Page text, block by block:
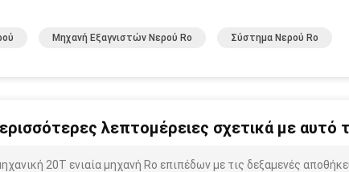
Μηχανή Εξαγνιστών Νερού Ro Σύστημα Νερού Ro
λεπτομέρειες σχετικά με αυτό
20T ενιαία μηχανή Ro επιπέδων με τις δεξαμενές